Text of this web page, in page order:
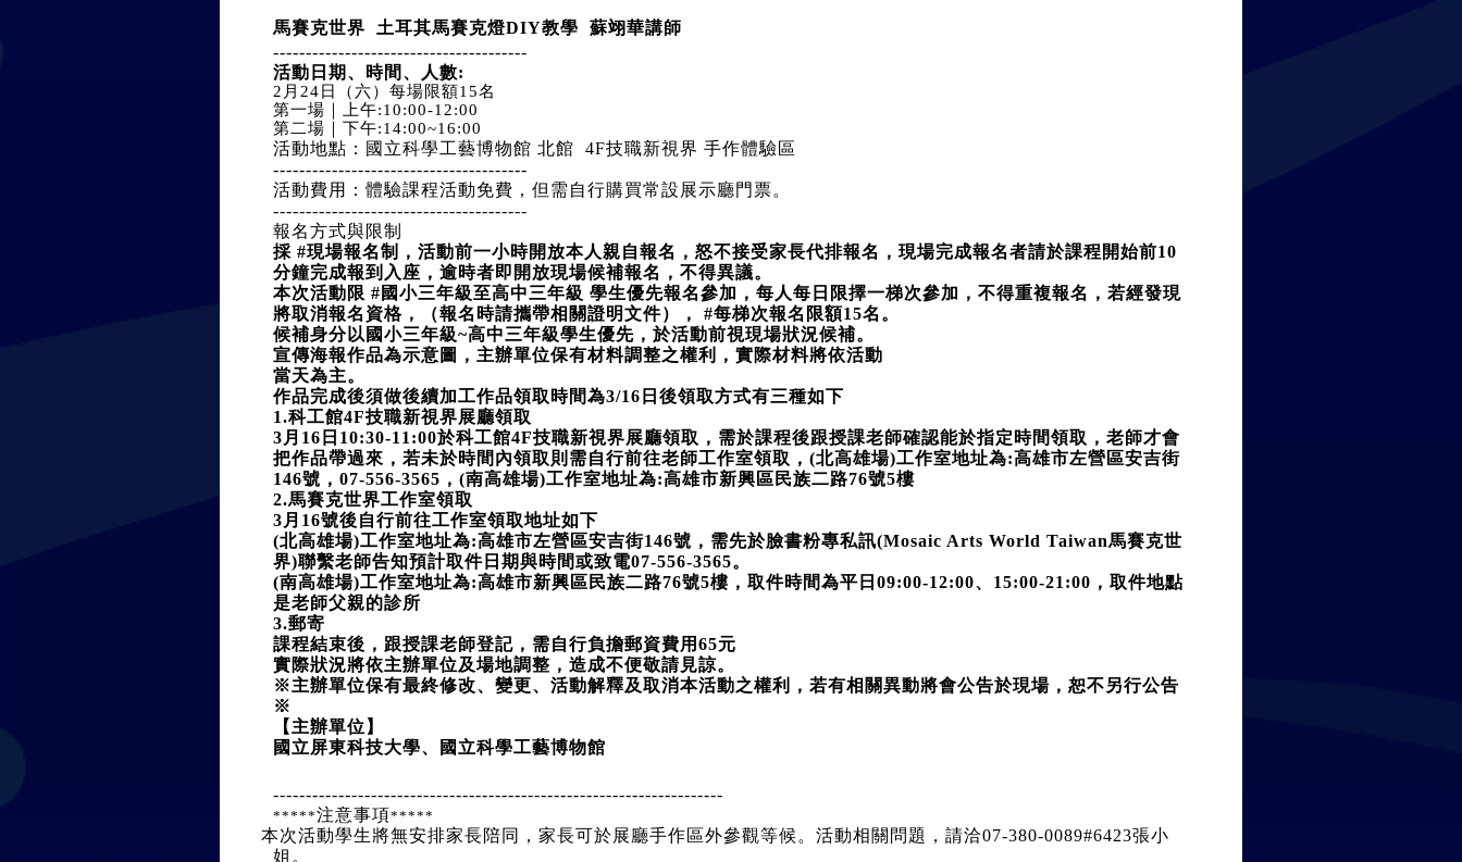
馬賽克世界  土耳其馬賽克燈DIY教學  蘇翊華講師
---------------------------------------
活動日期、時間、人數:
2月24日（六）每場限額15名
第一場｜上午:10:00-12:00
第二場｜下午:14:00~16:00
活動地點：國立科學工藝博物館 北館  4F技職新視界 手作體驗區
---------------------------------------
活動費用：體驗課程活動免費，但需自行購買常設展示廳門票。
---------------------------------------
報名方式與限制
採 #現場報名制，活動前一小時開放本人親自報名，怒不接受家長代排報名，現場完成報名者請於課程開始前10
分鐘完成報到入座，逾時者即開放現場候補報名，不得異議。
本次活動限 #國小三年級至高中三年級 學生優先報名參加，每人每日限擇一梯次參加，不得重複報名，若經發現
將取消報名資格，（報名時請攜帶相關證明文件）， #每梯次報名限額15名。
候補身分以國小三年級~高中三年級學生優先，於活動前視現場狀況候補。
宣傳海報作品為示意圖，主辦單位保有材料調整之權利，實際材料將依活動
當天為主。
作品完成後須做後續加工作品領取時間為3/16日後領取方式有三種如下
1.科工館4F技職新視界展廳領取
3月16日10:30-11:00於科工館4F技職新視界展廳領取，需於課程後跟授課老師確認能於指定時間領取，老師才會
把作品帶過來，若未於時間內領取則需自行前往老師工作室領取，(北高雄場)工作室地址為:高雄市左營區安吉街
146號，07-556-3565，(南高雄場)工作室地址為:高雄市新興區民族二路76號5樓
2.馬賽克世界工作室領取
3月16號後自行前往工作室領取地址如下
(北高雄場)工作室地址為:高雄市左營區安吉街146號，需先於臉書粉專私訊(Mosaic Arts World Taiwan馬賽克世
界)聯繫老師告知預計取件日期與時間或致電07-556-3565。
(南高雄場)工作室地址為:高雄市新興區民族二路76號5樓，取件時間為平日09:00-12:00、15:00-21:00，取件地點
是老師父親的診所
3.郵寄
課程結束後，跟授課老師登記，需自行負擔郵資費用65元
實際狀況將依主辦單位及場地調整，造成不便敬請見諒。
※主辦單位保有最終修改、變更、活動解釋及取消本活動之權利，若有相關異動將會公告於現場，恕不另行公告
※
【主辦單位】
國立屏東科技大學、國立科學工藝博物館
---------------------------------------------------------------------
*****注意事項*****
本次活動學生將無安排家長陪同，家長可於展廳手作區外參觀等候。 活動相關問題，請洽07-380-0089#6423張小
姐。